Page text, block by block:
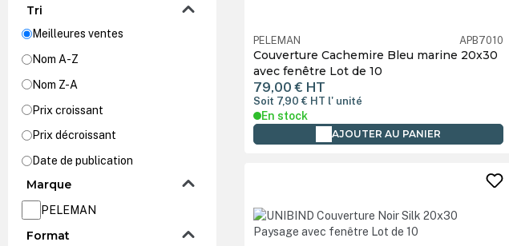
Tri
Meilleures ventes
Nom A-Z
Nom Z-A
Prix croissant
Prix décroissant
Date de publication
Marque
PELEMAN
Format
PELEMAN APB7010
Couverture Cachemire Bleu marine 20x30
avec fenêtre Lot de 10
79,00 € HT
Soit 7,90 € HT l' unité
En stock
AJOUTER AU PANIER